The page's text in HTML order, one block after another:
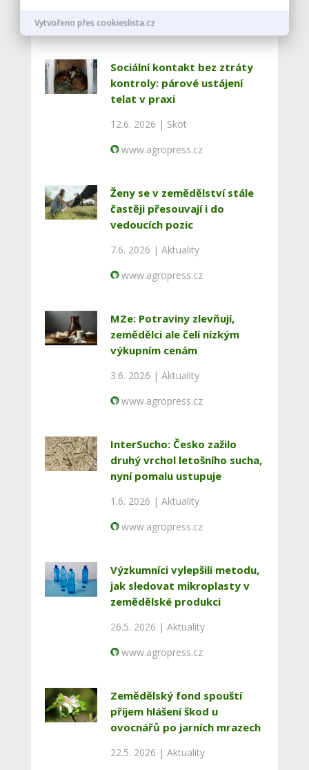
www.agropress.cz
Sociální kontakt bez ztráty
kontroly: párové ustájení
telat v praxi
12.6. 2026 | Skot
www.agropress.cz
Ženy se v zemědělství stále
častěji přesouvají i do
vedoucích pozic
7.6. 2026 | Aktuality
www.agropress.cz
MZe: Potraviny zlevňují,
zemědělci ale čelí nízkým
výkupním cenám
3.6. 2026 | Aktuality
www.agropress.cz
InterSucho: Česko zažilo
druhý vrchol letošního sucha,
nyní pomalu ustupuje
1.6. 2026 | Aktuality
www.agropress.cz
Výzkumníci vylepšili metodu,
jak sledovat mikroplasty v
zemědělské produkci
26.5. 2026 | Aktuality
www.agropress.cz
Zemědělský fond spouští
příjem hlášení škod u
ovocnářů po jarních mrazech
22.5. 2026 | Aktuality
Vytvořeno přes cookieslista.cz